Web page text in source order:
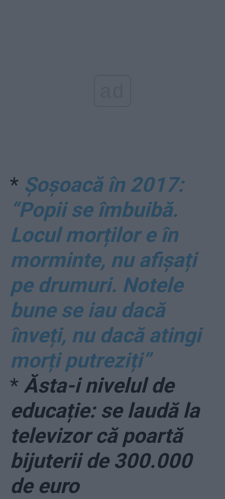
* Șoșoacă în 2017:
“Popii se îmbuibă.
Locul morților e în
morminte, nu afișați
pe drumuri. Notele
bune se iau dacă
înveți, nu dacă atingi
morți putreziți”
* Ăsta-i nivelul de
educație: se laudă la
televizor că poartă
bijuterii de 300.000
de euro